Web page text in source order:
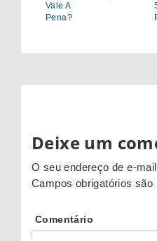
Vale A
Pena?
Deixe um
O seu endereço de e-
Campos obrigatórios são
Comentário